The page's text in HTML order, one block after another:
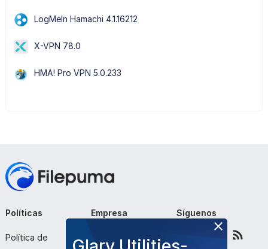
LogMeIn Hamachi 4.1.16212
X-VPN 78.0
HMA! Pro VPN 5.0.233
Políticas
Política de
Empresa
Sobre nosotros
Síguenos